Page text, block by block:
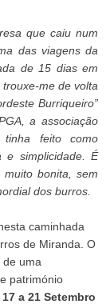
que caiu num
das viagens da
de 15 dias em
me de volta
Burriqueiro”
a associação
feito como
e simplicidade. É
bonita, sem
dos burros.
caminhada
de Miranda. O
de uma
património
17 a 21 Setembro